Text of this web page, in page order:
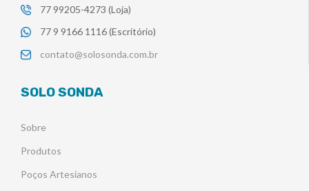
77 99205-4273 (Loja)
77 9 9166 1116 (Escritório)
contato@solosonda.com.br
SOLO SONDA
Sobre
Produtos
Poços Artesianos